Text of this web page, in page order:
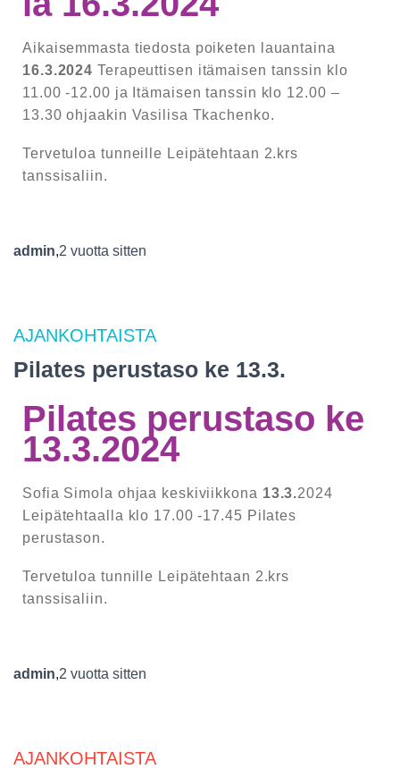
Aikaisemmasta tiedosta poiketen lauantaina
16.3.2024 Terapeuttisen itämaisen tanssin klo
11.00 -12.00 ja Itämaisen tanssin klo 12.00 –
13.30 ohjaakin Vasilisa Tkachenko.
Tervetuloa tunneille Leipätehtaan 2.krs
tanssisaliin.
admin,2 vuotta sitten
AJANKOHTAISTA
Pilates perustaso ke 13.3.
Pilates perustaso ke
13.3.2024
Sofia Simola ohjaa keskiviikkona 13.3.2024
Leipätehtaalla klo 17.00 -17.45 Pilates
perustason.
Tervetuloa tunnille Leipätehtaan 2.krs
tanssisaliin.
admin,2 vuotta sitten
AJANKOHTAISTA